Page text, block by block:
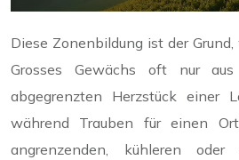
Diese Zonenbildung ist der
Grosses Gewächs oft nur aus
abgegrenzten Herzstück einer
während Trauben für einen
angrenzenden, kühleren oder